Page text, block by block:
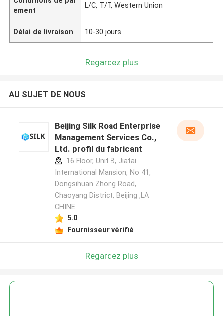
ement
L/C, T/T, Western Union
Délai de livraison 10-30 jours
Regardez plus
AU SUJET DE NOUS
Beijing Silk Road Enterprise
Management Services Co.,
Ltd. profil du fabricant
16 Floor, Unit B, Jiatai
International Mansion, No 41,
Dongsihuan Zhong Road,
Chaoyang District, Beijing ,LA
CHINE
5.0
Fournisseur vérifié
Regardez plus